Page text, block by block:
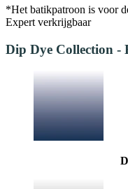
*Het batikpatroon is voor
Expert verkrijgbaar
Dip Dye Collection -